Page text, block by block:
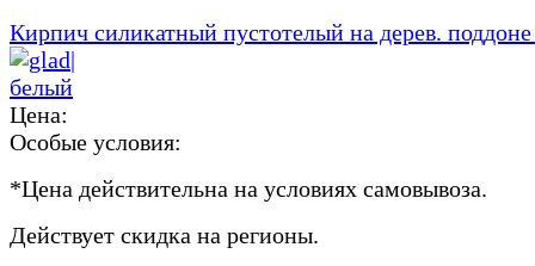
Кирпич силикатный пустотелый на дерев.
Цена:
Особые условия:
*Цена действительна на условиях самовывоза.
Действует скидка на регионы.